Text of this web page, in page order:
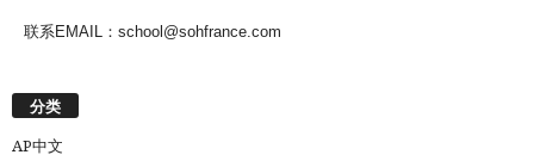
联系EMAIL：school@sohfrance.com
分类
AP中文